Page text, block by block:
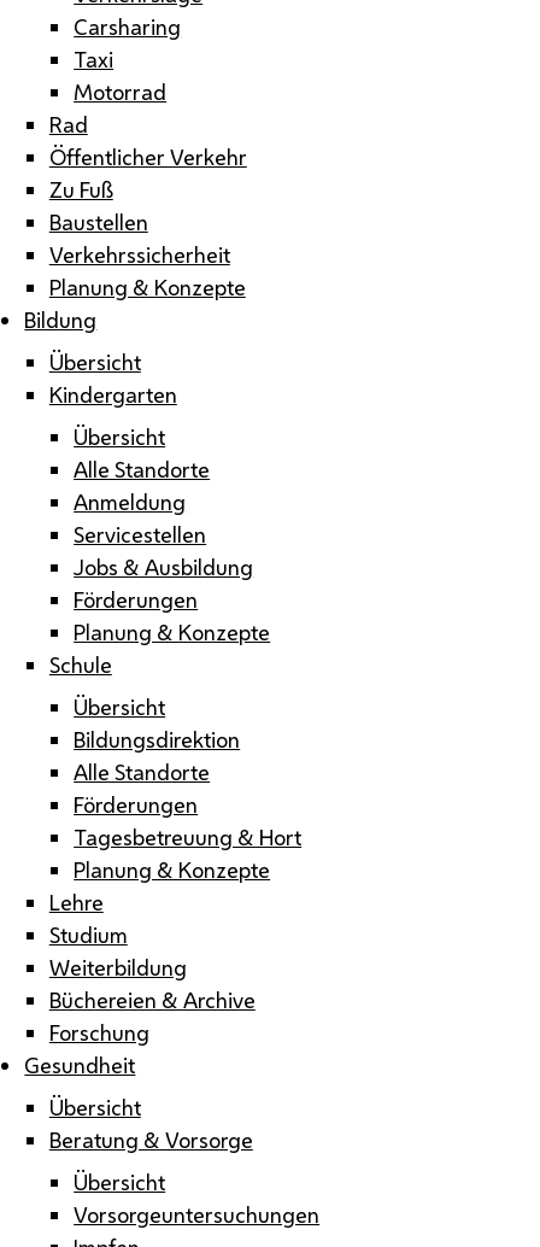
Carsharing
Taxi
Motorrad
Rad
Öffentlicher Verkehr
Zu Fuß
Baustellen
Verkehrssicherheit
Planung & Konzepte
Bildung
Übersicht
Kindergarten
Übersicht
Alle Standorte
Anmeldung
Servicestellen
Jobs & Ausbildung
Förderungen
Planung & Konzepte
Schule
Übersicht
Bildungsdirektion
Alle Standorte
Förderungen
Tagesbetreuung & Hort
Planung & Konzepte
Lehre
Studium
Weiterbildung
Büchereien & Archive
Forschung
Gesundheit
Übersicht
Beratung & Vorsorge
Übersicht
Vorsorgeuntersuchungen